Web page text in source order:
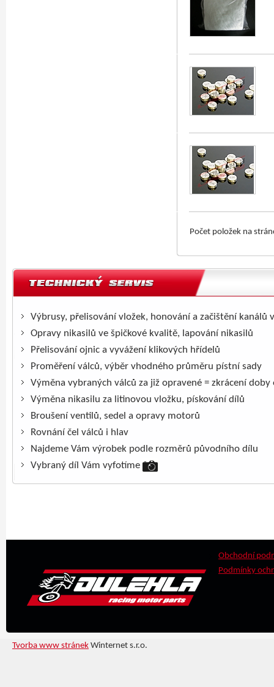
Počet položek na
Výbrusy, přelisování vložek, honování a začištění kanálů
Opravy nikasilů ve špičkové kvalitě, lapování nikasilů
Přelisování ojnic a vyvážení klikových hřídelů
Proměření válců, výběr vhodného průměru pístní sady
Výměna vybraných válců za již opravené = zkrácení doby
Výměna nikasilu za litinovou vložku, pískování dílů
Broušení ventilů, sedel a opravy motorů
Rovnání čel válců i hlav
Najdeme Vám výrobek podle rozměrů původního dílu
Vybraný díl Vám vyfotíme
Obchodní
Podmínky
Tvorba www stránek Winternet s.r.o.